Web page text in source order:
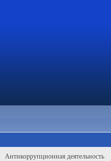
Антикоррупционная деятельность